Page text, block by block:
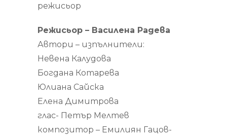
режисьор
Режисьор – Василена Радева
Автори – изпълнители:
Невена Калудова
Богдана Котарева
Юлиана Сайска
Елена Димитрова
глас- Петър Мелтев
композитор – Емилиян Гацов-